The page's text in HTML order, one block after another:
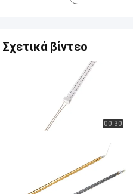
Σχετικά βίντεο
00:30